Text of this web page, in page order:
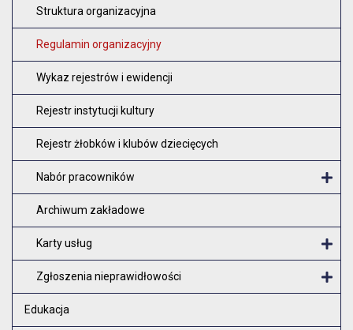
Struktura organizacyjna
Regulamin organizacyjny
Wykaz rejestrów i ewidencji
Rejestr instytucji kultury
Rejestr żłobków i klubów dziecięcych
Nabór pracowników
Archiwum zakładowe
Karty usług
Zgłoszenia nieprawidłowości
Edukacja